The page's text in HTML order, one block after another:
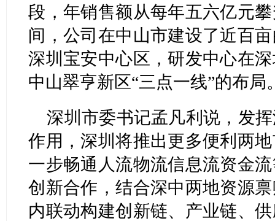
段，年销售额从每年五六亿元
间，公司在中山市建设了近百
深圳宝安中心区，研发中心在
中山翠亨新区“三点一线”的布局
深圳市委书记孟凡利说，发
作用，深圳将推出更多便利两
一步畅通人流物流信息流资金
创新合作，结合深中两地资源
内联动构建创新链、产业链、